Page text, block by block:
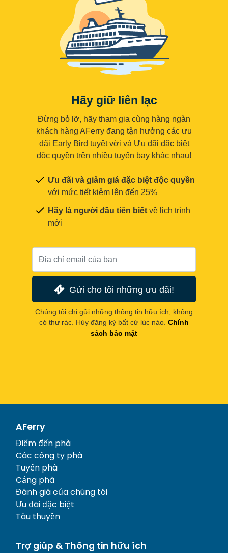
Hãy giữ liên lạc
Đừng bỏ lỡ, hãy tham gia cùng hàng ngàn
khách hàng AFerry đang tận hưởng các ưu
đãi Early Bird tuyệt vời và Ưu đãi đặc biệt
độc quyền trên nhiều tuyến bay khác nhau!
Ưu đãi và giảm giá đặc biệt độc quyền
với mức tiết kiệm lên đến 25%
Hãy là người đầu tiên biết về lịch trình
mới
Gửi cho tôi những ưu đãi!
Chúng tôi chỉ gửi những thông tin hữu ích, không
có thư rác. Hủy đăng ký bất cứ lúc nào. Chính
sách bảo mật
AFerry
Điểm đến phà
Các công ty phà
Tuyến phà
Cảng phà
Đánh giá của chúng tôi
Ưu đãi đặc biệt
Tàu thuyền
Trợ giúp & Thông tin hữu ích